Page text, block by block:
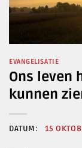
EVANGELISATIE
Ons leven
kunnen
15